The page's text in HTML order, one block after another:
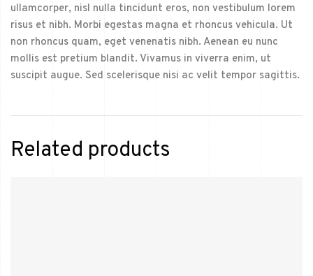
ullamcorper, nisl nulla tincidunt eros, non vestibulum lorem
risus et nibh. Morbi egestas magna et rhoncus vehicula. Ut
non rhoncus quam, eget venenatis nibh. Aenean eu nunc
mollis est pretium blandit. Vivamus in viverra enim, ut
suscipit augue. Sed scelerisque nisi ac velit tempor sagittis.
Related products